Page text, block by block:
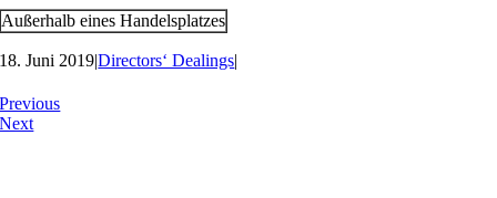
Außerhalb eines Handelsplatzes
18. Juni 2019|Directors‘ Dealings|
Previous
Next